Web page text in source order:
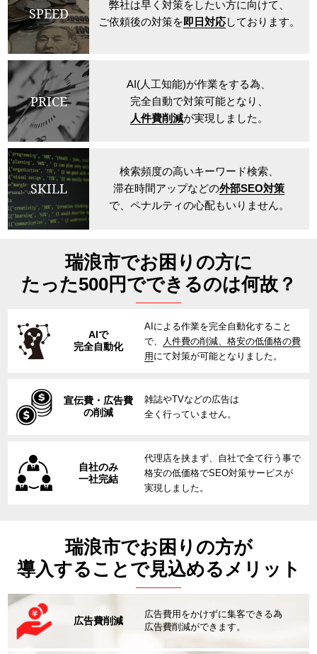
SPEED
弊社は早く対策をしたい方に向けて、
ご依頼後の対策を即日対応しております。
PRICE
AI(人工知能)が作業をする為、
完全自動で対策可能となり、
人件費削減が実現しました。
SKILL
検索頻度の高いキーワード検索、
滞在時間アップなどの外部SEO対策
で、ペナルティの心配もいりません。
瑞浪市でお困りの方に
たった500円でできるのは何故？
AIで
完全自動化
AIによる作業を完全自動化すること
で、
人件費の削減、格安の低価格の費
用 にて対策が可能となりました。
宣伝費・広告費
の削減
雑誌やTVなどの広告は
全く行っていません。
自社のみ
一社完結
代理店を挟まず、自社で全て行う事で
格安の低価格でSEO対策サービスが
実現しました。
瑞浪市でお困りの方が
導入することで見込めるメリット
広告費削減
広告費用をかけずに集客できる為
広告費削減ができます。